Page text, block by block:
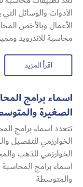
الأدوات والوسائل التي
الأعمال وبالأخص
محاسبة للاندرويد
اقرأ المزيد
اسماء برامج
الصغيرة
تتعدد اسماء برامج
الخوارزمي للتفصيل
الخوارزمي للذهب
اسماء برامج
والمتوسطة